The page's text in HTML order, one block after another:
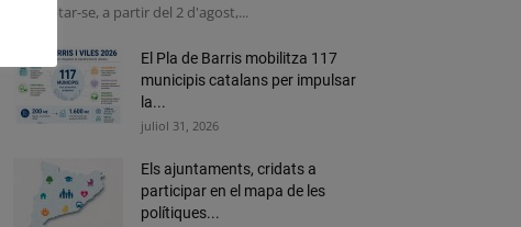
d'adaptar-se, a partir del 2 d'agost,...
El Pla de Barris mobilitza 117
municipis catalans per impulsar
la...
juliol 31, 2026
Els ajuntaments, cridats a
participar en el mapa de les
polítiques...